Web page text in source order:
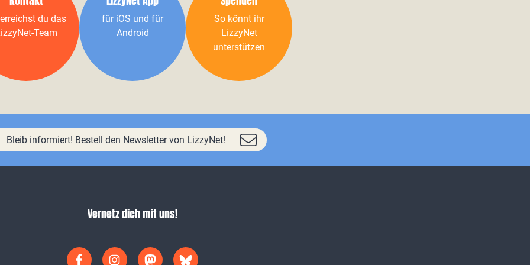
du das
Team
für iOS und für
Android
So könnt ihr
LizzyNet
unterstützen
Bleib informiert! Bestell den Newsletter von LizzyNet!
Vernetz dich mit uns!